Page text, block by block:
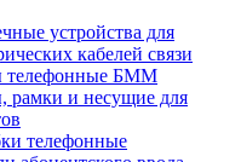
устройства для
кабелей связи
телефонные БММ
рамки и несущие для
телефонные